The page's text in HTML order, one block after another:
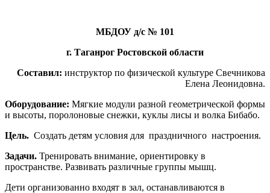
МБДОУ д/с № 101
г. Таганрог Ростовской области
Составил: инструктор по физической культуре Свечникова
Елена Леонидовна.
Оборудование: Мягкие модули разной геометрической формы
и высоты, поролоновые снежки, куклы лисы и волка Бибабо.
Цель. Создать детям условия для праздничного настроения.
Задачи. Тренировать внимание, ориентировку в
пространстве. Развивать различные группы мышц.
Дети организованно входят в зал, останавливаются в